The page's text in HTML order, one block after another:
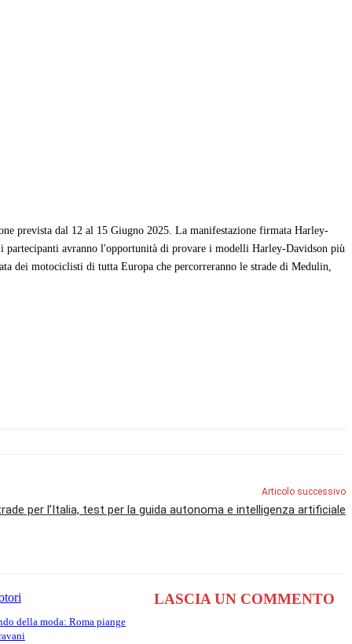
prevista dal 12 al 15 Giugno 2025. La manifestazione firmata Harley-
partecipanti avranno l'opportunità di provare i modelli Harley-Davidson più
dei motociclisti di tutta Europa che percorreranno le strade di Medulin,
Articolo successivo
per l’Italia, test per la guida autonoma e intelligenza artificiale
della moda: Roma piange
LASCIA UN COMMENTO